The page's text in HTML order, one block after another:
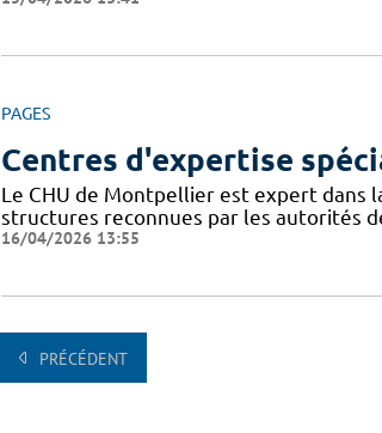
PAGES
Centres d'expertise
Le CHU de Montpellier est expert dans
structures reconnues par les autorités
16/04/2026 13:55
PRÉCÉDENT